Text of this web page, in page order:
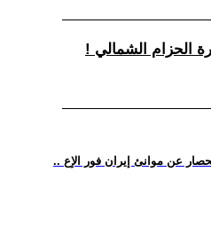
عن موانئ إيران فور الإع